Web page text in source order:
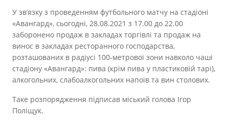
Міська рада
Бюджет
Публічна інформація
Прозорість влади
У зв’язку з проведенням футбольного матчу на стадіоні
«Авангард», сьогодні, 28.08.2021 з 17.00 до 22.00
заборонено продаж в закладах торгівлі та продаж на
винос в закладах ресторанного господарства,
розташованих в радіусі 100-метрової зони навколо чаші
стадіону «Авангард»: пива (крім пива у пластиковій тарі),
алкогольних, слабоалкогольних напоїв та вин столових.
Таке розпорядження підписав міський голова Ігор
Поліщук.